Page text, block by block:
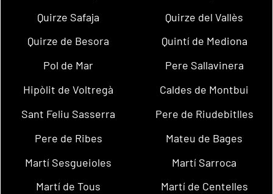
Quirze Safaja
Quirze del Vallès
Quirze de Besora
Quintí de Mediona
Pol de Mar
Pere Sallavinera
Hipòlit de Voltregà
Caldes de Montbui
Sant Feliu Sasserra
Pere de Riudebitlles
Pere de Ribes
Mateu de Bages
Martí Sesgueioles
Martí Sarroca
Martí de Tous
Martí de Centelles